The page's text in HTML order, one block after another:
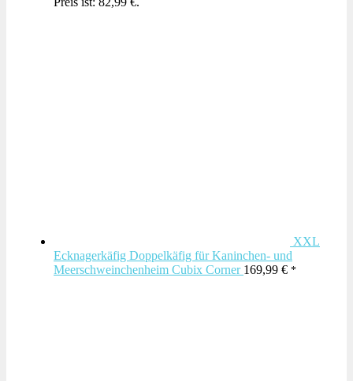
XXL
Ecknagerkäfig Doppelkäfig für Kaninchen- und
Meerschweinchenheim Cubix Corner 169,99 €